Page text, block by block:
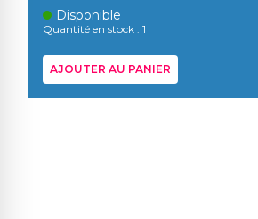
Disponible
Quantité en stock : 1
AJOUTER AU PANIER